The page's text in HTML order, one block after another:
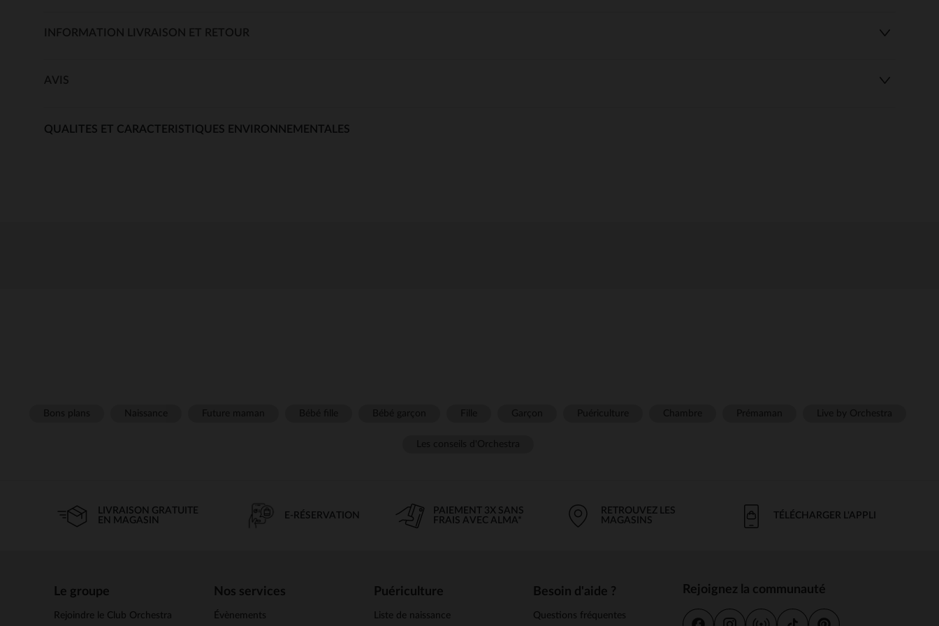
INFORMATION LIVRAISON ET RETOUR
AVIS
QUALITES ET CARACTERISTIQUES ENVIRONNEMENTALES
LIVRAISON GRATUITE
EN MAGASIN
E-RÉSERVATION
PAIEMENT 3X SANS
FRAIS AVEC ALMA*
RETROUVEZ LES
MAGASINS
TÉLÉCHARGER L'APPLI
Le groupe
Rejoindre le Club Orchestra
Nos services
Évènements
Puériculture
Liste de naissance
Besoin d'aide ?
Questions fréquentes
Rejoignez la communauté